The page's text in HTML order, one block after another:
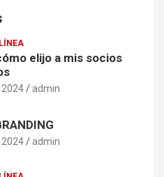
elijo a mis socios
admin
admin